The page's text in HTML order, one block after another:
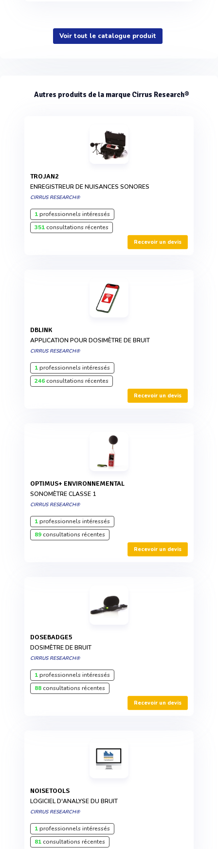
Voir tout le catalogue produit
Autres produits de la marque Cirrus Research®
TROJAN2
ENREGISTREUR DE NUISANCES SONORES
CIRRUS RESEARCH®
1professionnels intéressés
351consultations récentes
Recevoir un devis
DBLINK
APPLICATION POUR DOSIMÈTRE DE BRUIT
CIRRUS RESEARCH®
1professionnels intéressés
246consultations récentes
Recevoir un devis
OPTIMUS+ ENVIRONNEMENTAL
SONOMÈTRE CLASSE 1
CIRRUS RESEARCH®
1professionnels intéressés
89consultations récentes
Recevoir un devis
DOSEBADGE5
DOSIMÈTRE DE BRUIT
CIRRUS RESEARCH®
1professionnels intéressés
88consultations récentes
Recevoir un devis
NOISETOOLS
LOGICIEL D'ANALYSE DU BRUIT
CIRRUS RESEARCH®
1professionnels intéressés
81consultations récentes